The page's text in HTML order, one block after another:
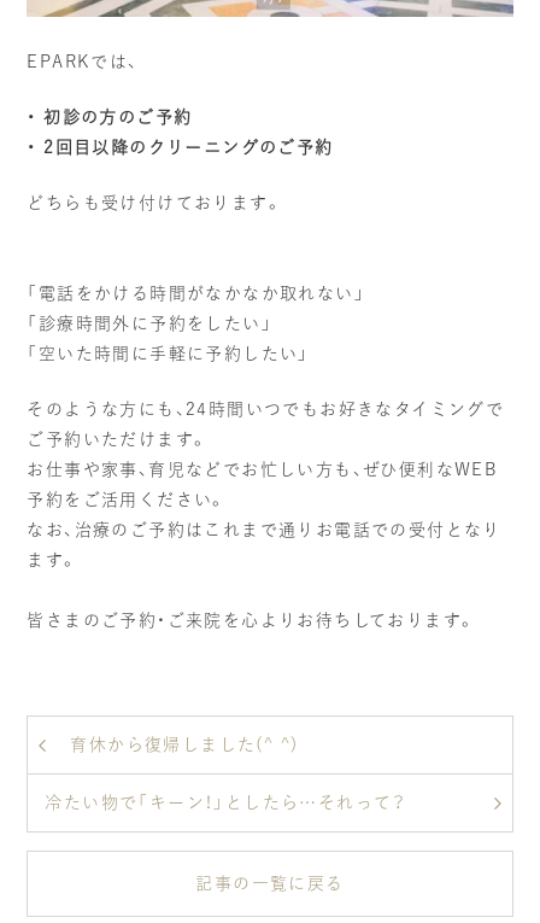
EPARKでは、
・ 初診の方のご予約
・ 2回目以降のクリーニングのご予約
どちらも受け付けております。
「電話をかける時間がなかなか取れない」
「診療時間外に予約をしたい」
「空いた時間に手軽に予約したい」
そのような方にも、24時間いつでもお好きなタイミングで
ご予約いただけます。
お仕事や家事、育児などでお忙しい方も、ぜひ便利なWEB
予約をご活用ください。
なお、治療のご予約はこれまで通りお電話での受付となり
ます。
皆さまのご予約・ご来院を心よりお待ちしております。
育休から復帰しました(^ ^)
冷たい物で「キーン！」としたら…それって？
記事の一覧に戻る